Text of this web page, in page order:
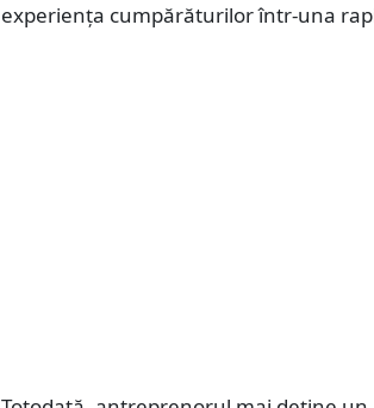
experiența cumpărăturilor într-una